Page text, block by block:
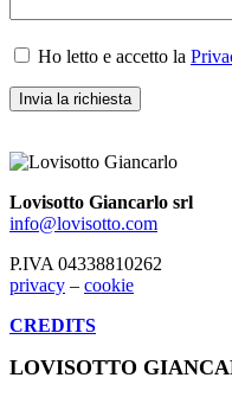
Ho letto e accetto la
Lovisotto Giancarlo srl
info@lovisotto.com
P.IVA 04338810262
privacy – cookie
CREDITS
LOVISOTTO